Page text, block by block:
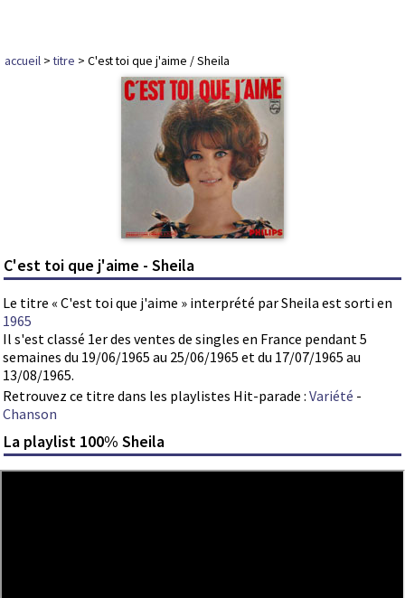
accueil >titre > C'est toi que j'aime / Sheila
C'est toi que j'aime - Sheila
Le titre « C'est toi que j'aime » interprété par Sheila est sorti en
1965
Il s'est classé 1er des ventes de singles en France pendant 5
semaines du 19/06/1965 au 25/06/1965 et du 17/07/1965 au
13/08/1965.
Retrouvez ce titre dans les playlistes Hit-parade : Variété -
Chanson
La playlist 100% Sheila